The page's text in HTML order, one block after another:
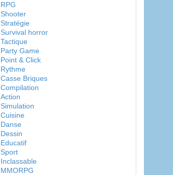
RPG
Shooter
Stratégie
Survival horror
Tactique
Party Game
Point & Click
Rythme
Casse Briques
Compilation
Action
Simulation
Cuisine
Danse
Dessin
Educatif
Sport
Inclassable
MMORPG